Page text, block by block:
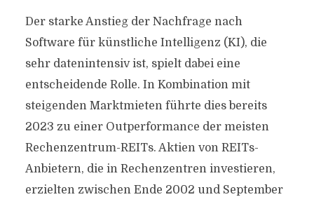
Der starke Anstieg der Nachfrage nach
Software für künstliche Intelligenz (KI), die
sehr datenintensiv ist, spielt dabei eine
entscheidende Rolle. In Kombination mit
steigenden Marktmieten führte dies bereits
2023 zu einer Outperformance der meisten
Rechenzentrum-REITs. Aktien von REITs-
Anbietern, die in Rechenzentren investieren,
erzielten zwischen Ende 2002 und September